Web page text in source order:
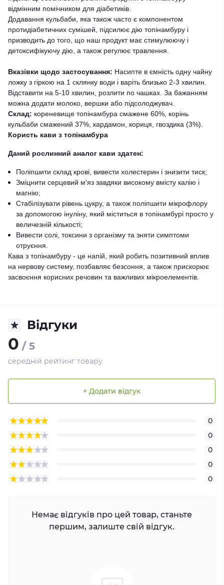
відмінним помічником для діабетиків.
Додавання кульбаби, яка також часто є компонентом
протидіабетичних сумішей, підсилює дію топінамбуру і
призводить до того, що наш продукт має стимулюючу і
детоксифікуючу дію, а також регулює травлення.
Вказівки щодо застосування: Насипте в ємність одну чайну
ложку з гіркою на 1 склянку води і варіть близько 2-3 хвилин.
Відставити на 5-10 хвилин, розлити по чашках. За бажанням
можна додати молоко, вершки або підсолоджувач.
Склад: кореневище топінамбура смажене 60%, корінь
кульбаби смажений 37%, кардамон, кориця, гвоздика (3%).
Користь кави з топінамбура
Даний рослинний аналог кави здатен:
Поліпшити склад крові, вивести холестерин і знизити тиск;
Зміцнити серцевий м'яз завдяки високому вмісту калію і
магнію;
Стабілізувати рівень цукру, а також поліпшити мікрофлору
за допомогою інуліну, який міститься в топінамбурі просто у
величезній кількості;
Вивести солі, токсини з організму та зняти симптоми
отруєння.
Кава з топінамбуру - це напій, який робить позитивний вплив
на нервову систему, позбавляє безсоння, а також прискорює
засвоєння корисних речовин та важливих мікроелементів.
Відгуки
0 / 5
середній рейтинг товару
+ Додати відгук
0
0
0
0
0
Немає відгуків про цей товар, станьте
першим, залиште свій відгук.